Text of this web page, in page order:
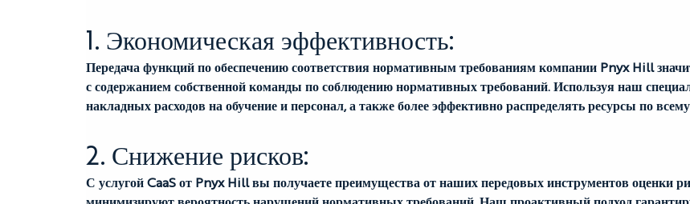
1. Экономическая эффективность:
Передача функций по обеспечению соответствия нормативным требованиям компании Pnyx Hill
с содержанием собственной команды по соблюдению нормативных требований. Используя наш
накладных расходов на обучение и персонал, а также более эффективно распределять ресурсы по всему
2. Снижение рисков:
С услугой CaaS от Pnyx Hill вы получаете преимущества от наших передовых инструментов оценки